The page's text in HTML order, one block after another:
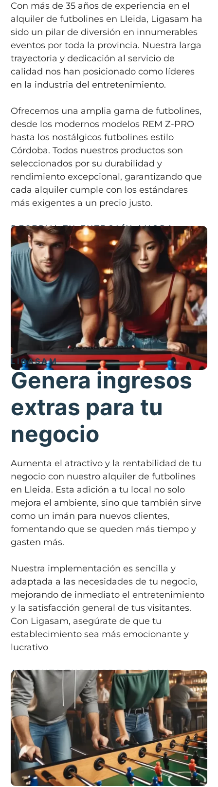
Con más de 35 años de experiencia en el
alquiler de futbolines en Lleida, Ligasam ha
sido un pilar de diversión en innumerables
eventos por toda la provincia. Nuestra larga
trayectoria y dedicación al servicio de
calidad nos han posicionado como líderes
en la industria del entretenimiento.
Ofrecemos una amplia gama de futbolines,
desde los modernos modelos REM Z-PRO
hasta los nostálgicos futbolines estilo
Córdoba. Todos nuestros productos son
seleccionados por su durabilidad y
rendimiento excepcional, garantizando que
cada alquiler cumple con los estándares
más exigentes a un precio justo.
RESERVA TU FUTBOLÍN AHORA
LIGASAM
Genera ingresos
extras para tu
negocio
Aumenta el atractivo y la rentabilidad de tu
negocio con nuestro alquiler de futbolines
en Lleida. Esta adición a tu local no solo
mejora el ambiente, sino que también sirve
como un imán para nuevos clientes,
fomentando que se queden más tiempo y
gasten más.
Nuestra implementación es sencilla y
adaptada a las necesidades de tu negocio,
mejorando de inmediato el entretenimiento
y la satisfacción general de tus visitantes.
Con Ligasam, asegúrate de que tu
establecimiento sea más emocionante y
lucrativo
AUMENTA TUS INGRESOS HOY